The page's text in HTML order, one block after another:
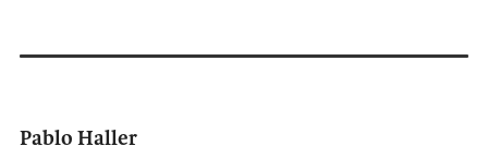
Pablo Haller